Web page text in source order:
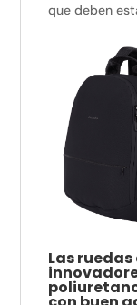
que deben
Las